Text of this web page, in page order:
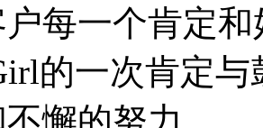
每一个肯定
的一次肯定